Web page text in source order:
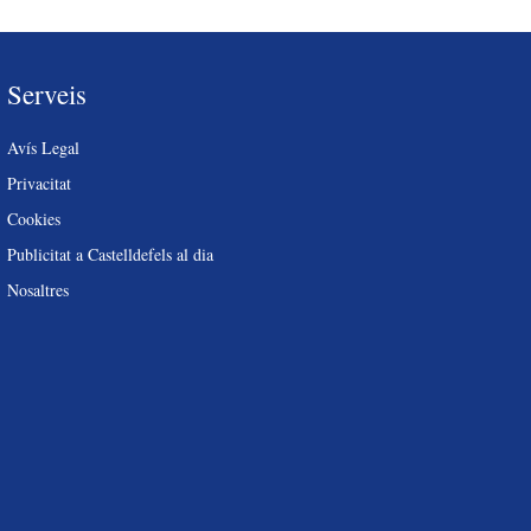
Serveis
Avís Legal
Privacitat
Cookies
Publicitat a Castelldefels al dia
Nosaltres